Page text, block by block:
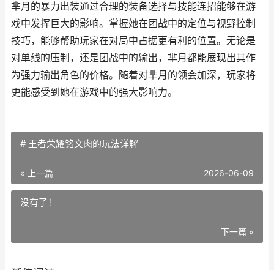
芈月的暴力出装通过合理的装备选择与技能连招能够在游
戏中发挥巨大的影响。掌握她在团战中的定位与视野控制
技巧，能够帮助玩家在对局中占据更有利的位置。无论是
对单线的压制，还是团战中的输出，芈月都能展现出其作
为强力输出角色的价格。随着对芈月的领会加深，玩家将
更能感受到她在游戏中的强大影响力。
# 王者荣耀铭文肉的玩法详解
« 上一篇 2026-06-09
没有了！
下一篇 »